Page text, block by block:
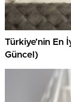
Türkiye’nin En
Güncel)